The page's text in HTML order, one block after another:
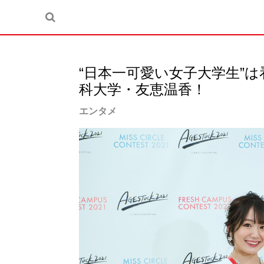
“日本一可愛い女子大学生”
科大学・友恵温香！
エンタメ